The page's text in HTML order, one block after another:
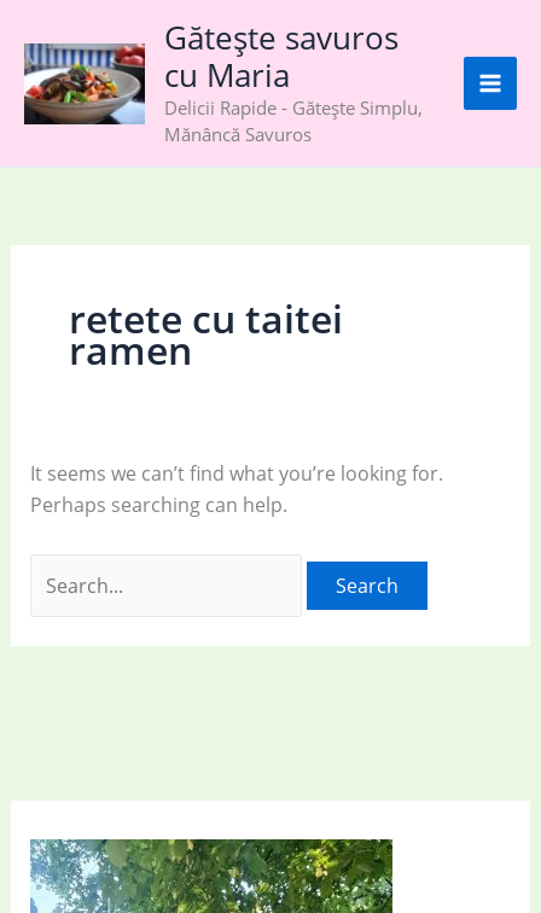
content
Gătește savuros
cu Maria
Delicii Rapide - Gătește Simplu,
Mănâncă Savuros
retete cu taitei
ramen
It seems we can’t find what you’re looking for.
Perhaps searching can help.
for: